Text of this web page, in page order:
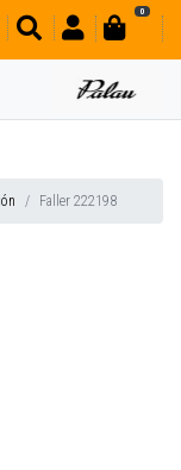
0
Faller 222198